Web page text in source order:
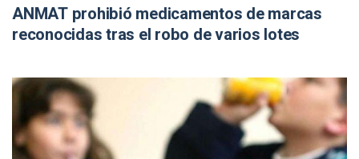
ANMAT prohibió medicamentos de marcas
reconocidas tras el robo de varios lotes